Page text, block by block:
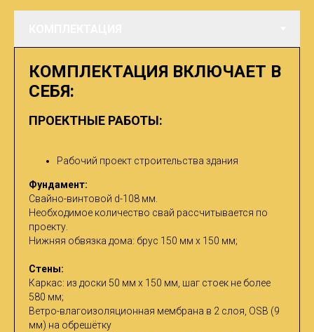
КОМПЛЕКТАЦИЯ ВКЛЮЧАЕТ В
СЕБЯ:
ПРОЕКТНЫЕ РАБОТЫ:
Рабочий проект строительства здания
Фундамент:
Свайно-винтовой d-108 мм.
Необходимое количество свай рассчитывается по
проекту.
Нижняя обвязка дома: брус 150 мм х 150 мм;
Стены:
Каркас: из доски 50 мм х 150 мм, шаг стоек не более
580 мм;
Ветро-влагоизоляционная мембрана в 2 слоя, OSB (9
мм) на обрешётку